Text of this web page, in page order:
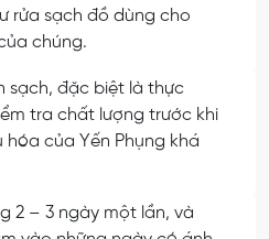
rửa sạch đồ dùng cho
chúng.
sạch, đặc biệt là thực
tra chất lượng trước khi
của Yến Phụng khá
2 – 3 ngày một lần, và